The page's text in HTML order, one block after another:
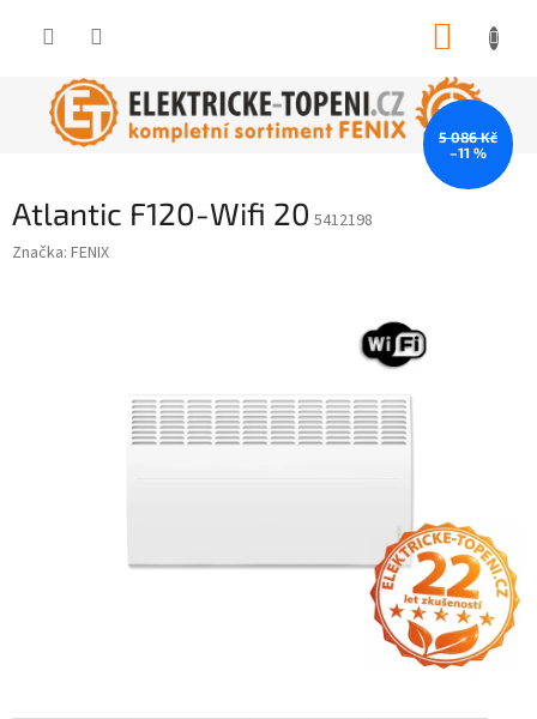
Atlantic F120-Wifi 20 5412198
Značka: FENIX
5 086 Kč
–11 %